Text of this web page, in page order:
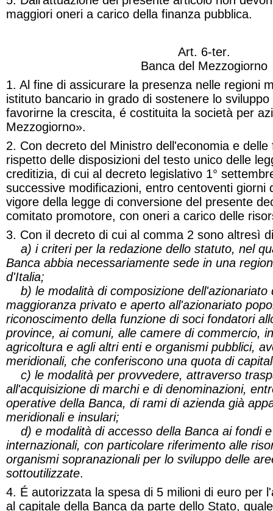
maggiori oneri a carico della finanza pubblica.
Art. 6-ter.
Banca del Mezzogiorno
1. Al fine di assicurare la presenza nelle regioni
istituto bancario in grado di sostenere lo
favorirne la crescita, é costituita la società per
Mezzogiorno».
2. Con decreto del Ministro dell'economia e
rispetto delle disposizioni del testo unico delle
creditizia, di cui al decreto legislativo 1°
successive modificazioni, entro centoventi giorni
vigore della legge di conversione del presente
comitato promotore, con oneri a carico delle
3. Con il decreto di cui al comma 2 sono altresì
a) i criteri per la redazione dello statuto, nel
Banca abbia necessariamente sede in una
d'Italia;
b) le modalità di composizione dell'azionariato
maggioranza privato e aperto all'azionariato
riconoscimento della funzione di soci fondatori
province, ai comuni, alle camere di commercio,
agricoltura e agli altri enti e organismi pubblici,
meridionali, che conferiscono una quota di
c) le modalità per provvedere, attraverso
all'acquisizione di marchi e di denominazioni,
operative della Banca, di rami di azienda già
meridionali e insulari;
d) e modalità di accesso della Banca ai fondi
internazionali, con particolare riferimento alle
organismi sopranazionali per lo sviluppo delle
sottoutilizzate.
4. É autorizzata la spesa di 5 milioni di euro per
al capitale della Banca da parte dello Stato,